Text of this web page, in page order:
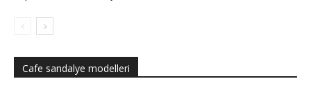
Cafe sandalye modelleri